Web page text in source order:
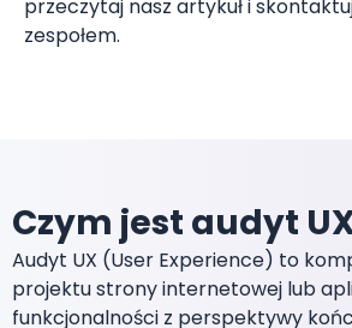
przeczytaj nasz artykuł i
zespołem.
Czym jest audyt
Audyt UX (User Experience) to
projektu strony internetowej lub
funkcjonalności z perspektywy